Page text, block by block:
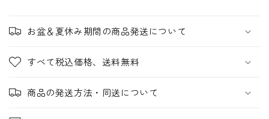
お盆＆夏休み期間の商品発送について
すべて税込価格、送料無料
商品の発送方法・同送について